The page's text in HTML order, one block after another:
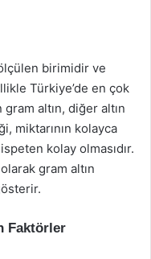
birimidir ve
Türkiye’de en çok
gram altın, diğer altın
miktarının kolayca
kolay olmasıdır.
gram altın
Faktörler